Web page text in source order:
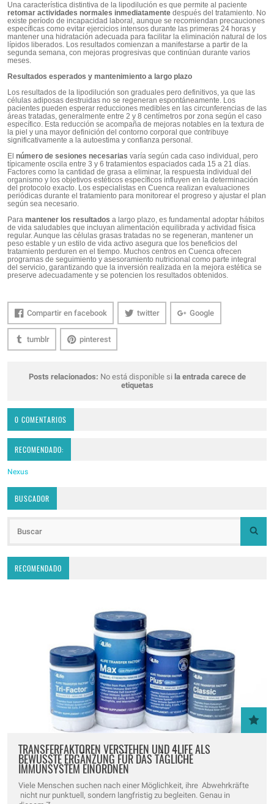
Una característica distintiva de la lipodilución es que permite al paciente
retomar actividades normales inmediatamente después del tratamiento. No
existe período de incapacidad laboral, aunque se recomiendan precauciones
específicas como evitar ejercicios intensos durante las primeras 24 horas y
mantener una hidratación adecuada para facilitar la eliminación natural de los
lípidos liberados. Los resultados comienzan a manifestarse a partir de la
segunda semana, con mejoras progresivas que continúan durante varios
meses.
Resultados esperados y mantenimiento a largo plazo
Los resultados de la lipodilución son graduales pero definitivos, ya que las
células adiposas destruidas no se regeneran espontáneamente. Los
pacientes pueden esperar reducciones medibles en las circunferencias de las
áreas tratadas, generalmente entre 2 y 8 centímetros por zona según el caso
específico. Esta reducción se acompaña de mejoras notables en la textura de
la piel y una mayor definición del contorno corporal que contribuye
significativamente a la autoestima y confianza personal.
El número de sesiones necesarias varía según cada caso individual, pero
típicamente oscila entre 3 y 6 tratamientos espaciados cada 15 a 21 días.
Factores como la cantidad de grasa a eliminar, la respuesta individual del
organismo y los objetivos estéticos específicos influyen en la determinación
del protocolo exacto. Los especialistas en Cuenca realizan evaluaciones
periódicas durante el tratamiento para monitorear el progreso y ajustar el plan
según sea necesario.
Para mantener los resultados a largo plazo, es fundamental adoptar hábitos
de vida saludables que incluyan alimentación equilibrada y actividad física
regular. Aunque las células grasas tratadas no se regeneran, mantener un
peso estable y un estilo de vida activo asegura que los beneficios del
tratamiento perduren en el tiempo. Muchos centros en Cuenca ofrecen
programas de seguimiento y asesoramiento nutricional como parte integral
del servicio, garantizando que la inversión realizada en la mejora estética se
preserve adecuadamente y se potencien los resultados obtenidos.
Compartir en facebook twitter Google
tumblr pinterest
Posts relacionados: No está disponible si la entrada carece de
etiquetas
0 COMENTARIOS
RECOMENDADO:
Nexus
BUSCADOR
RECOMENDADO
TRANSFERFAKTOREN VERSTEHEN UND 4LIFE ALS
BEWUSSTE ERGÄNZUNG FÜR DAS TÄGLICHE
IMMUNSYSTEM EINORDNEN
Viele Menschen suchen nach einer Möglichkeit, ihre Abwehrkräfte
nicht nur punktuell, sondern langfristig zu begleiten. Genau in